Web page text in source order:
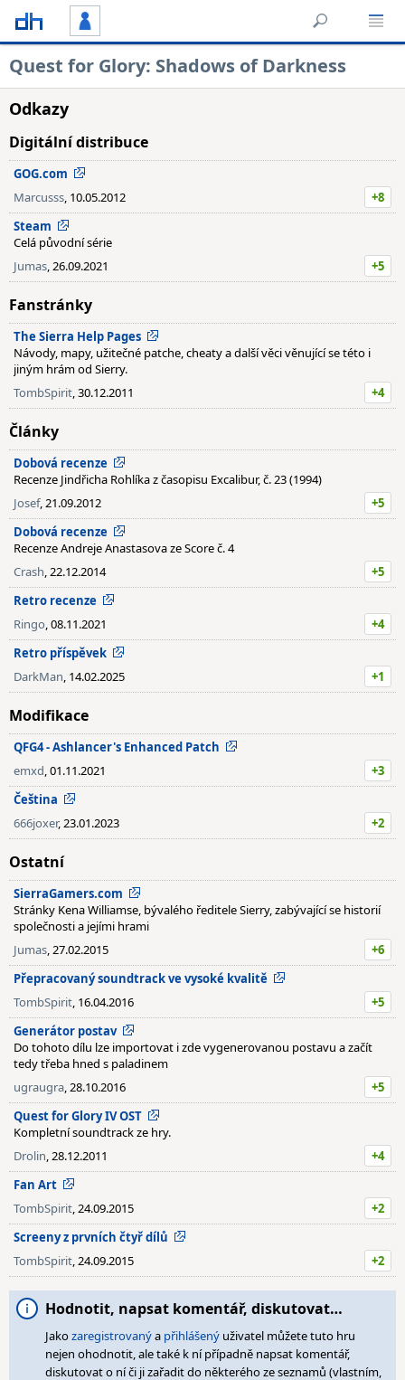
Quest for Glory: Shadows of Darkness
Odkazy
Digitální distribuce
GOG.com
Marcusss, 10.05.2012
+8
Steam
Celá původní série
Jumas, 26.09.2021 +5
Fanstránky
The Sierra Help Pages
Návody, mapy, užitečné patche, cheaty a další věci věnující se této i
jiným hrám od Sierry.
TombSpirit, 30.12.2011 +4
Články
Dobová recenze
Recenze Jindřicha Rohlíka z časopisu Excalibur, č. 23 (1994)
Josef, 21.09.2012
+5
Dobová recenze
Recenze Andreje Anastasova ze Score č. 4
Crash, 22.12.2014
+5
Retro recenze
Ringo, 08.11.2021
+4
Retro příspěvek
DarkMan, 14.02.2025 +1
Modifikace
QFG4 - Ashlancer's Enhanced Patch
emxd, 01.11.2021
+3
Čeština
666joxer, 23.01.2023 +2
Ostatní
SierraGamers.com
Stránky Kena Williamse, bývalého ředitele Sierry, zabývající se historií
společnosti a jejími hrami
Jumas, 27.02.2015
+6
Přepracovaný soundtrack ve vysoké kvalitě
TombSpirit, 16.04.2016
+5
Generátor postav
Do tohoto dílu lze importovat i zde vygenerovanou postavu a začít
tedy třeba hned s paladinem
ugraugra, 28.10.2016
+5
Quest for Glory IV OST
Kompletní soundtrack ze hry.
Drolin, 28.12.2011
+4
Fan Art
TombSpirit, 24.09.2015
+2
Screeny z prvních čtyř dílů
TombSpirit, 24.09.2015 +2
Hodnotit, napsat komentář, diskutovat…
Jakozaregistrovanýa přihlášený uživatel můžete tuto hru
nejen ohodnotit, ale také k ní případně napsat komentář,
diskutovat o ní či ji zařadit do některého ze seznamů (vlastním,